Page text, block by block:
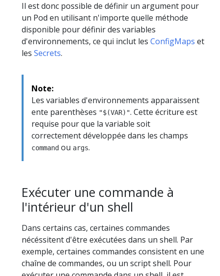
Il est donc possible de définir un argument pour
un Pod en utilisant n'importe quelle méthode
disponible pour définir des variables
d'environnements, ce qui inclut les ConfigMaps et
les Secrets.
Note:
Les variables d'environnements apparaissent
ente parenthèses "$(VAR)". Cette écriture est
requise pour que la variable soit
correctement développée dans les champs
command ou args.
Exécuter une commande à
l'intérieur d'un shell
Dans certains cas, certaines commandes
nécéssitent d'être exécutées dans un shell. Par
exemple, certaines commandes consistent en une
chaîne de commandes, ou un script shell. Pour